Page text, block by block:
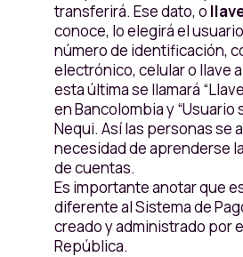
transferirá. Ese dato, o
conoce, lo elegirá el
número de identificación,
electrónico, celular o llave
esta última se llamará
en Bancolombia y “Usuario
Nequi. Así las personas se
necesidad de aprenderse
de cuentas.
Es importante anotar que
diferente al Sistema de
creado y administrado por
República.